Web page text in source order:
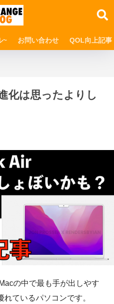
~ お問い合わせ QOL向上記事
化は思ったよりし
の中で最も手が出しやす
ているパソコンです。